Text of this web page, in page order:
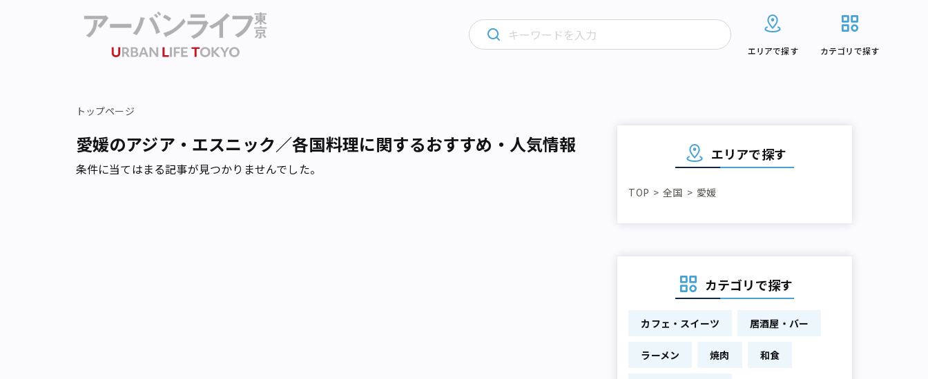
エリアで探す カテゴリで探す
トップページ
愛媛のアジア・エスニック／各国料理に関するおすすめ・人気情報
条件に当てはまる記事が見つかりませんでした。
エリアで探す
TOP 全国 愛媛
カテゴリで探す
カフェ・スイーツ 居酒屋・バー
ラーメン 焼肉 和食